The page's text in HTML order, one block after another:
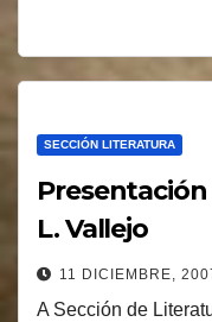
SECCIÓN LITERATURA
L. Vallejo
11 DICIEMBRE,
A Sección de